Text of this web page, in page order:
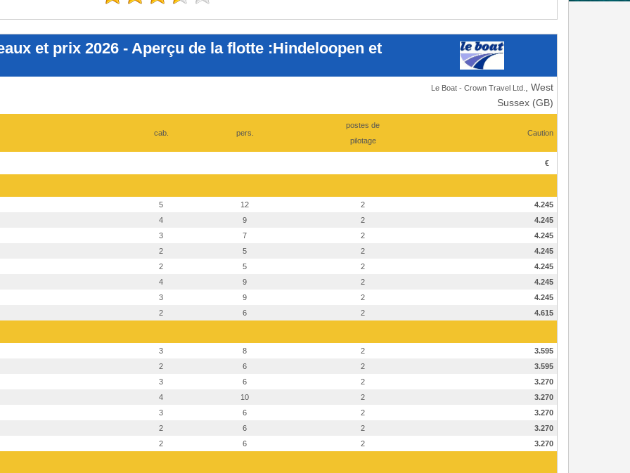
et prix 2026 - Aperçu de la flotte :Hindeloopen et
Le Boat - Crown Travel Ltd.
, West
Sussex (GB)
cab. pers.
postes de
pilotage
Caution
€
5 12 2
4.245
4 9 2
4.245
3 7 2
4.245
2 5 2
4.245
2 5 2
4.245
4 9 2
4.245
3 9 2
4.245
2 6 2 4.615
3 8 2
3.595
2 6 2
3.595
3 6 2
3.270
4 10 2
3.270
3 6 2
3.270
2 6 2
3.270
2 6 2 3.270